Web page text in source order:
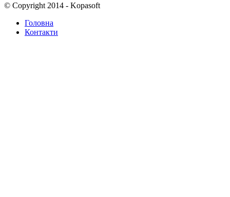
© Copyright 2014 - Kopasoft
Головна
Контакти